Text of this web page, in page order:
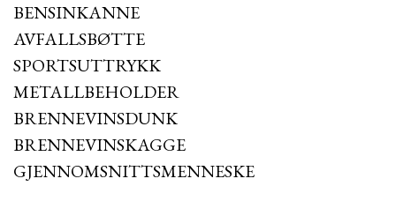
BENSINKANNE
AVFALLSBØTTE
SPORTSUTTRYKK
METALLBEHOLDER
BRENNEVINSDUNK
BRENNEVINSKAGGE
GJENNOMSNITTSMENNESKE